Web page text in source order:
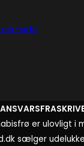
side
er ulovligt i
sælger